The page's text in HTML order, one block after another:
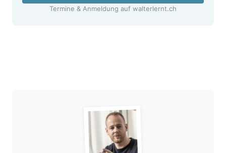
Termine & Anmeldung auf walterlernt.ch